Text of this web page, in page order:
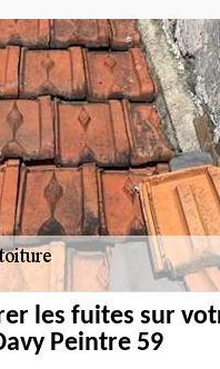
les fuites sur
Peintre 59